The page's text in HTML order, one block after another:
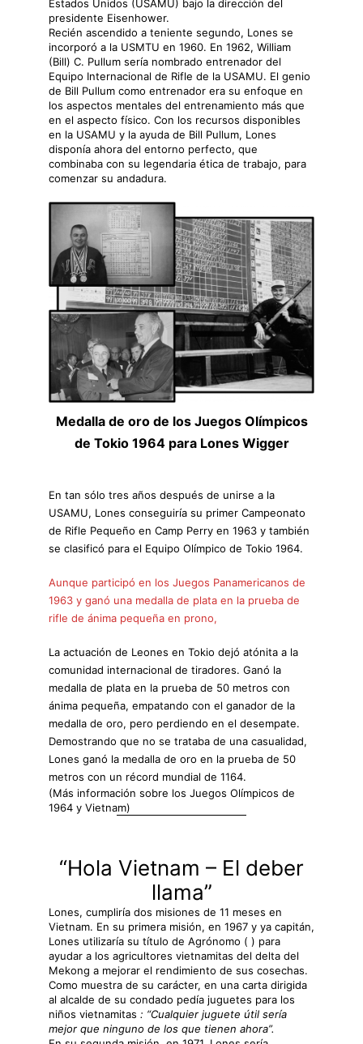
Estados Unidos (USAMU) bajo la dirección del
presidente Eisenhower.
Recién ascendido a teniente segundo, Lones se
incorporó a la USMTU en 1960. En 1962, William
(Bill) C. Pullum sería nombrado entrenador del
Equipo Internacional de Rifle de la USAMU. El genio
de Bill Pullum como entrenador era su enfoque en
los aspectos mentales del entrenamiento más que
en el aspecto físico. Con los recursos disponibles
en la USAMU y la ayuda de Bill Pullum, Lones
disponía ahora del entorno perfecto, que
combinaba con su legendaria ética de trabajo, para
comenzar su andadura.
Medalla de oro de los Juegos Olímpicos
de Tokio 1964 para Lones Wigger
En tan sólo tres años después de unirse a la
USAMU, Lones conseguiría su primer Campeonato
de Rifle Pequeño en Camp Perry en 1963 y también
se clasificó para el Equipo Olímpico de Tokio 1964.
Aunque participó en los Juegos Panamericanos de
1963 y ganó una medalla de plata en la prueba de
rifle de ánima pequeña en prono,
La actuación de Leones en Tokio dejó atónita a la
comunidad internacional de tiradores. Ganó la
medalla de plata en la prueba de 50 metros con
ánima pequeña, empatando con el ganador de la
medalla de oro, pero perdiendo en el desempate.
Demostrando que no se trataba de una casualidad,
Lones ganó la medalla de oro en la prueba de 50
metros con un récord mundial de 1164.
(Más información sobre los Juegos Olímpicos de
1964 y Vietnam)
“Hola Vietnam – El deber
llama”
Lones, cumpliría dos misiones de 11 meses en
Vietnam. En su primera misión, en 1967 y ya capitán,
Lones utilizaría su título de Agrónomo ( ) para
ayudar a los agricultores vietnamitas del delta del
Mekong a mejorar el rendimiento de sus cosechas.
Como muestra de su carácter, en una carta dirigida
al alcalde de su condado pedía juguetes para los
niños vietnamitas : “Cualquier juguete útil sería
mejor que ninguno de los que tienen ahora”.